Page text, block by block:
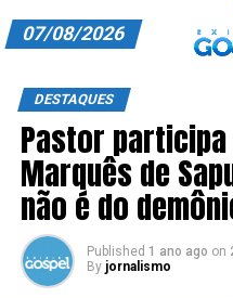
ANUNCIE CONOSCO
ASSINE
CARRINHO
EDITORIAL
07/08/2026
DESTAQUES
Pastor participa
Marquês de
não é do
Published 1 ano ago on
By jornalismo